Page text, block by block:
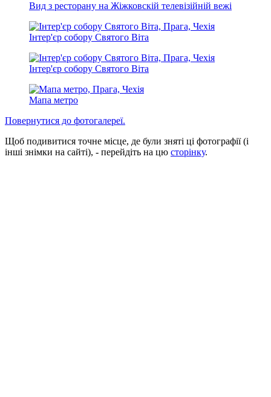
Вид з ресторану на Жіжковскій телевізійній вежі
Інтер'єр собору Святого Віта
Інтер'єр собору Святого Віта
Мапа метро
Повернутися до фотогалереї.
Щоб подивитися точне місце, де були зняті ці фотографії (і
інші знімки на сайті), - перейдіть на цю сторінку.